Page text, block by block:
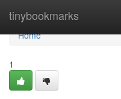
tinybookmarks
Home
Home
1